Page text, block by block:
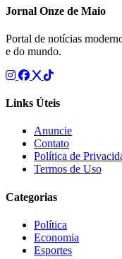
Jornal Onze de Maio
Portal de notícias
e do mundo.
Links Úteis
Anuncie
Contato
Política de
Termos de Uso
Categorias
Política
Economia
Esportes